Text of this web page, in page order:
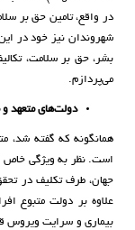
در واقع، تامین حق بر
شهروندان نیز خود در
بشر، حق بر سلامت،
می‌پردازم.
دولت‌های متعهد و
همانگونه که گفته شد،
است. نظر به ویژگی خاص
جهان، طرف تکلیف در
علاوه بر دولت متبوع
بیماری و سرایت ویروس